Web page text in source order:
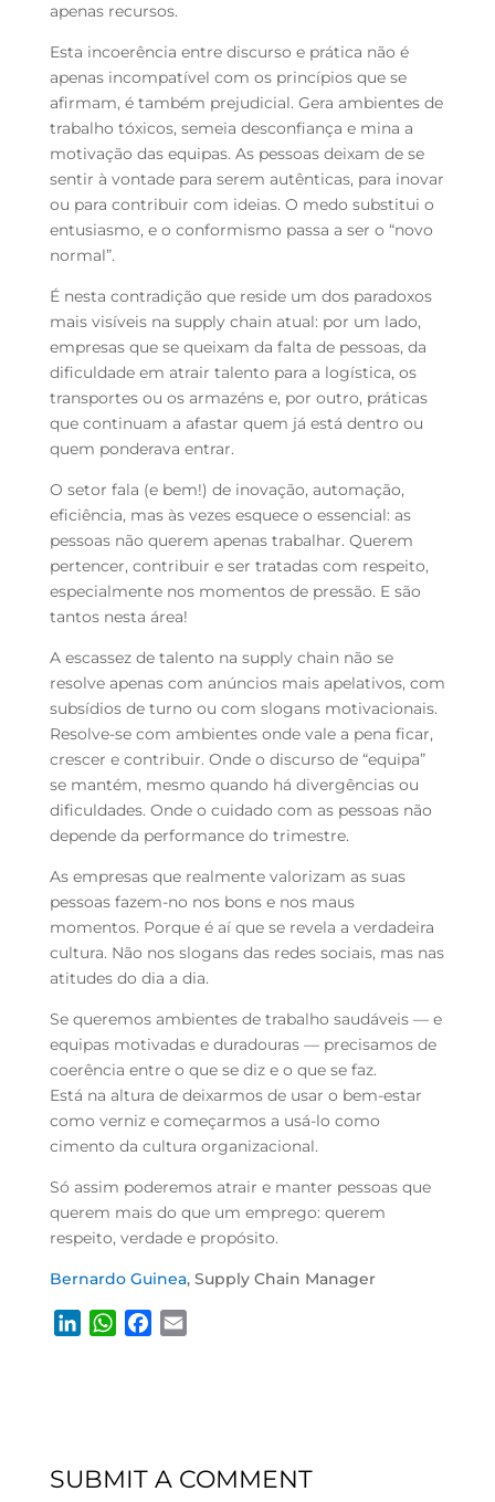
apenas recursos.
Esta incoerência entre discurso e prática não é
apenas incompatível com os princípios que se
afirmam, é também prejudicial. Gera ambientes de
trabalho tóxicos, semeia desconfiança e mina a
motivação das equipas. As pessoas deixam de se
sentir à vontade para serem autênticas, para inovar
ou para contribuir com ideias. O medo substitui o
entusiasmo, e o conformismo passa a ser o “novo
normal”.
É nesta contradição que reside um dos paradoxos
mais visíveis na supply chain atual: por um lado,
empresas que se queixam da falta de pessoas, da
dificuldade em atrair talento para a logística, os
transportes ou os armazéns e, por outro, práticas
que continuam a afastar quem já está dentro ou
quem ponderava entrar.
O setor fala (e bem!) de inovação, automação,
eficiência, mas às vezes esquece o essencial: as
pessoas não querem apenas trabalhar. Querem
pertencer, contribuir e ser tratadas com respeito,
especialmente nos momentos de pressão. E são
tantos nesta área!
A escassez de talento na supply chain não se
resolve apenas com anúncios mais apelativos, com
subsídios de turno ou com slogans motivacionais.
Resolve-se com ambientes onde vale a pena ficar,
crescer e contribuir. Onde o discurso de “equipa”
se mantém, mesmo quando há divergências ou
dificuldades. Onde o cuidado com as pessoas não
depende da performance do trimestre.
As empresas que realmente valorizam as suas
pessoas fazem-no nos bons e nos maus
momentos. Porque é aí que se revela a verdadeira
cultura. Não nos slogans das redes sociais, mas nas
atitudes do dia a dia.
Se queremos ambientes de trabalho saudáveis — e
equipas motivadas e duradouras — precisamos de
coerência entre o que se diz e o que se faz.
Está na altura de deixarmos de usar o bem-estar
como verniz e começarmos a usá-lo como
cimento da cultura organizacional.
Só assim poderemos atrair e manter pessoas que
querem mais do que um emprego: querem
respeito, verdade e propósito.
Bernardo Guinea, Supply Chain Manager
I
W
p
o
SUBMIT A COMMENT